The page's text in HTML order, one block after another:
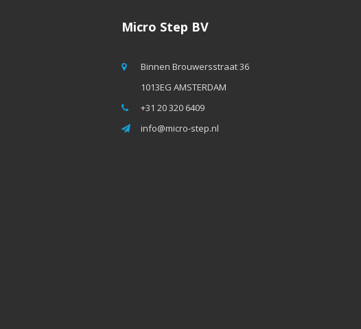
Micro Step BV
Binnen Brouwersstraat 36
1013EG AMSTERDAM
+31 20 320 6409
info@micro-step.nl